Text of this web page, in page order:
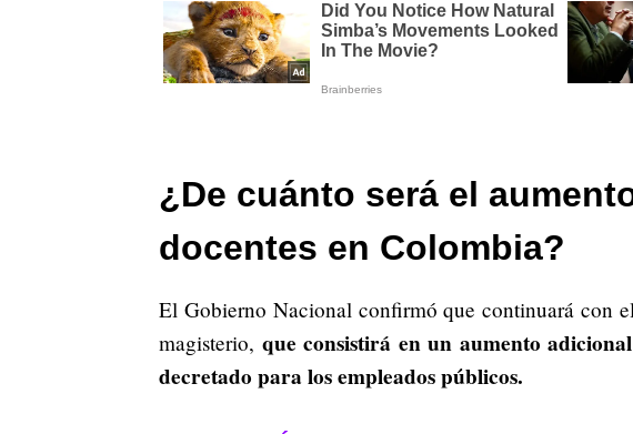
¿De cuánto será el
docentes en Colombia?
El Gobierno Nacional confirmó que continuará con
magisterio, que consistirá en un aumento
decretado para los empleados públicos.